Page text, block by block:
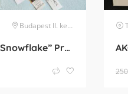
Budapest II. kerület
Seiko “Baby Snowflake” Presage SJE073J1/SARA015 Limited Edition